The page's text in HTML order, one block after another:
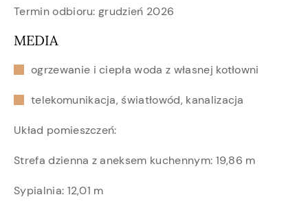
Termin odbioru: grudzień 2026
MEDIA
ogrzewanie i ciepła woda z własnej kotłowni
telekomunikacja, światłowód, kanalizacja
Układ pomieszczeń:
Strefa dzienna z aneksem kuchennym: 19,86 m
Sypialnia: 12,01 m